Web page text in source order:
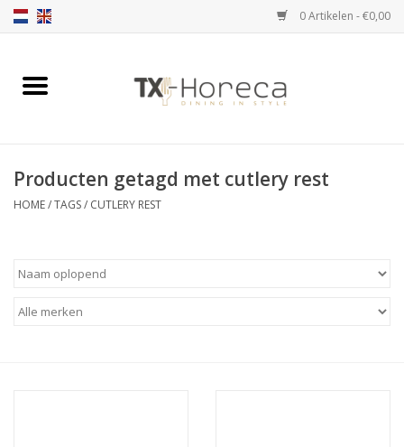
0 Artikelen - €0,00
Home
Catalogi
Producten getagd met cutlery rest
HOME/TAGS/ CUTLERY REST